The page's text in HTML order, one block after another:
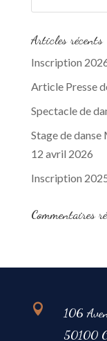
Articles récents
Inscription
Article Presse
Spectacle de
Stage de
12 avril 2026
Inscription
Commentaires

106
50100